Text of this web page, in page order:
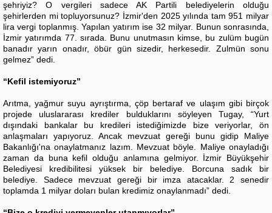
şehriyiz? O vergileri sadece AK Partili belediyelerin olduğu
şehirlerden mi topluyorsunuz? İzmir'den 2025 yılında tam 951 milyar
lira vergi toplanmış. Yapılan yatırım ise 32 milyar. Bunun sonrasında,
İzmir yatırımda 77. sırada. Bunu unutmasın kimse, bu zulüm bugün
banadır yarın onadır, öbür gün sizedir, herkesedir. Zulmün sonu
gelmez” dedi.
“Kefil istemiyoruz”
Arıtma, yağmur suyu ayrıştırma, çöp bertaraf ve ulaşım gibi birçok
projede uluslararası krediler bulduklarını söyleyen Tugay, “Yurt
dışındaki bankalar bu kredileri istediğimizde bize veriyorlar, ön
anlaşmaları yapıyoruz. Ancak mevzuat gereği bunu gidip Maliye
Bakanlığı'na onaylatmanız lazım. Mevzuat böyle. Maliye onayladığı
zaman da buna kefil olduğu anlamına gelmiyor. İzmir Büyükşehir
Belediyesi kredibilitesi yüksek bir belediye. Borcuna sadık bir
belediye. Sadece mevzuat gereği bir imza atacaklar. 2 senedir
toplamda 1 milyar doları bulan kredimiz onaylanmadı” dedi.